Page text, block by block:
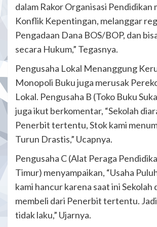
dalam Rakor Organisasi Pendidikan
Konflik Kepentingan, melanggar
Pengadaan Dana BOS/BOP, dan
secara Hukum,” Tegasnya.
Pengusaha Lokal Menanggung
Monopoli Buku juga merusak
Lokal. Pengusaha B (Toko Buku
juga ikut berkomentar, “Sekolah
Penerbit tertentu, Stok kami
Turun Drastis,” Ucapnya.
Pengusaha C (Alat Peraga
Timur) menyampaikan, “Usaha
kami hancur karena saat ini Sekolah
membeli dari Penerbit tertentu.
tidak laku,” Ujarnya.